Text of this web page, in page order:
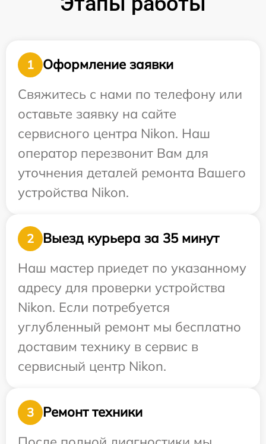
1
Оформление заявки
Свяжитесь с нами по телефону или
оставьте заявку на сайте
сервисного центра Nikon. Наш
оператор перезвонит Вам для
уточнения деталей ремонта Вашего
устройства Nikon.
2
Выезд курьера за 35 минут
Наш мастер приедет по указанному
адресу для проверки устройства
Nikon. Если потребуется
углубленный ремонт мы бесплатно
доставим технику в сервис в
сервисный центр Nikon.
3
Ремонт техники